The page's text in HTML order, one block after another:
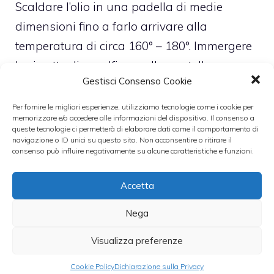
Gestisci Consenso Cookie
Per fornire le migliori esperienze, utilizziamo tecnologie come i cookie per
memorizzare e/o accedere alle informazioni del dispositivo. Il consenso a
queste tecnologie ci permetterà di elaborare dati come il comportamento di
navigazione o ID unici su questo sito. Non acconsentire o ritirare il
consenso può influire negativamente su alcune caratteristiche e funzioni.
Accetta
Nega
Visualizza preferenze
Cookie PolicyDichiarazione sulla Privacy
Scaldare l’olio in una padella di medie
dimensioni fino a farlo arrivare alla
temperatura di circa 160° – 180°. Immergere
le cimette di cavolfiore nella pastella e
friggerle nell’olio bollente. Asciugare le
cimette in pastella con della carta
assorbente da cucina, salarle e servirle.
Per la realizzazione di questo piatto ci
Leggi anche:
Insalata di